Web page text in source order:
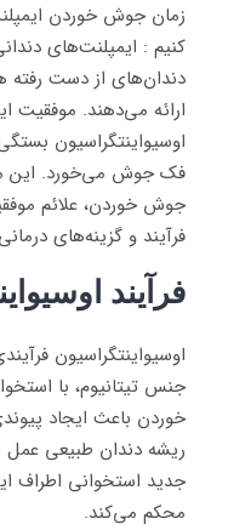
کنیم : ایمپلنت‌های
دندان‌های از دست رفته
ارائه می‌دهند. موفقیت
اوسیواینتگراسیون
فک جوش می‌خورد. این
جوش خوردن، علائم
فرآیند و گزینه‌های
فرآیند
اوسیواینتگراسیون
جنس تیتانیوم، با
خوردن باعث ایجاد
ریشه دندان طبیعی
جدید استخوانی اطراف
محکم می‌کند.